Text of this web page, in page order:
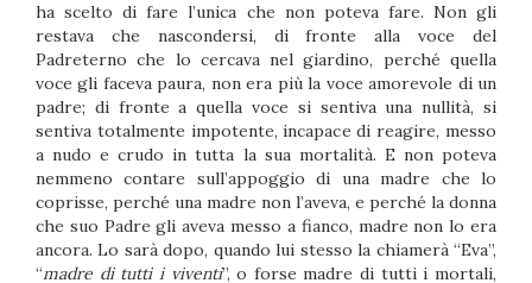
ha scelto di fare l’unica che non poteva fare. Non gli
restava che nascondersi, di fronte alla voce del
Padreterno che lo cercava nel giardino, perché quella
voce gli faceva paura, non era più la voce amorevole di un
padre; di fronte a quella voce si sentiva una nullità, si
sentiva totalmente impotente, incapace di reagire, messo
a nudo e crudo in tutta la sua mortalità. E non poteva
nemmeno contare sull’appoggio di una madre che lo
coprisse, perché una madre non l’aveva, e perché la donna
che suo Padre gli aveva messo a fianco, madre non lo era
ancora. Lo sarà dopo, quando lui stesso la chiamerà “Eva”,
“madre di tutti i viventi”, o forse madre di tutti i mortali,